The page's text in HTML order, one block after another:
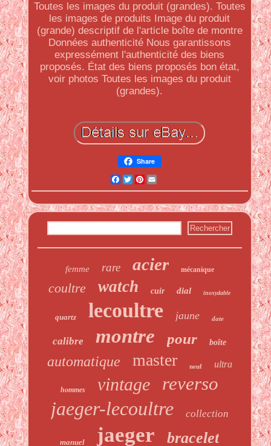
Toutes les images du produit (grandes). Toutes
les images de produits Image du produit
(grande) descriptif de l'article boîte de montre
Données authenticité Nous garantissons
expressément l'authenticité des biens
proposés. État des biens proposés bon état,
voir photos Toutes les images du produit
(grandes).
Share
Facebook
Twitter
Pinterest
Email
femme rare acier mécanique
coultre watch cuir dial inoxydable
quartz lecoultre jaune date
calibre montre pour boîte
automatique master neuf ultra
hommes vintage reverso
jaeger-lecoultre collection
manuel jaeger bracelet